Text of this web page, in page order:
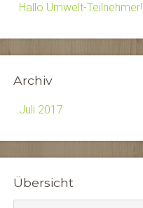
Hallo Umwelt-Teilnehmer!
Archiv
Juli 2017
Übersicht